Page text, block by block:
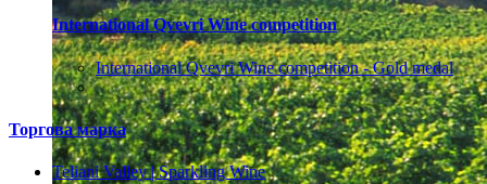
International Qvevri Wine competition
International Qvevri Wine competition - Gold medal
Торгова марка
Teliani Valley | Sparkling Wine